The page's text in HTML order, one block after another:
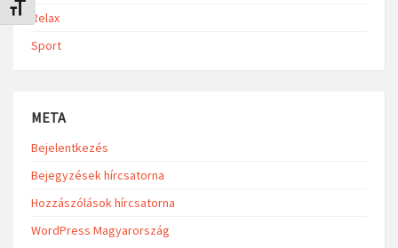
Betűméret váltása
Relax
Sport
META
Bejelentkezés
Bejegyzések hírcsatorna
Hozzászólások hírcsatorna
WordPress Magyarország